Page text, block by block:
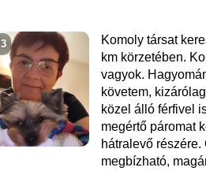
3
Komoly társat
km körzetében.
vagyok.
követem,
közel álló férfivel
megértő páromat
hátralevő részére.
megbízható,